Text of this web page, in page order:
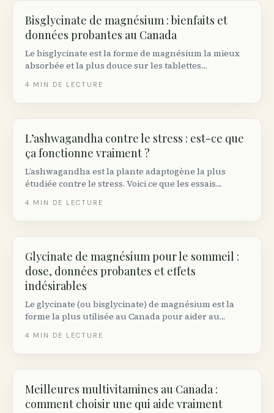
Bisglycinate de magnésium : bienfaits et
données probantes au Canada
Le bisglycinate est la forme de magnésium la mieux
absorbée et la plus douce sur les tablettes
appropriée et le NPN à chercher sur l’étiquette.
4 MIN DE LECTURE
L’ashwagandha contre le stress : est-ce que
ça fonctionne vraiment ?
L’ashwagandha est la plante adaptogène la plus
étudiée contre le stress. Voici ce que les essais
et les précautions à connaître au Canada.
4 MIN DE LECTURE
Glycinate de magnésium pour le sommeil :
dose, données probantes et effets
indésirables
Le glycinate (ou bisglycinate) de magnésium est la
forme la plus utilisée au Canada pour aider au
cliniques, le moment idéal de prise et les précautions.
4 MIN DE LECTURE
Meilleures multivitamines au Canada :
comment choisir une qui aide vraiment